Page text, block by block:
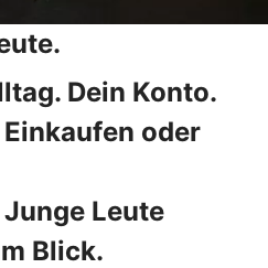
Dein Konto.
oder
Leute
Blick.